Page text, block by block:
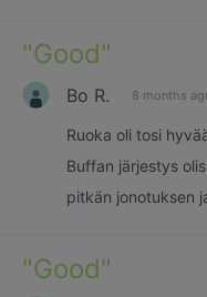
"Good"
Bo R. 8 months
Ruoka oli tosi
Buffan järjestys
pitkän jonotuksen
"Good"